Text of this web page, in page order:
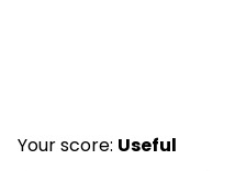
Your score: Useful